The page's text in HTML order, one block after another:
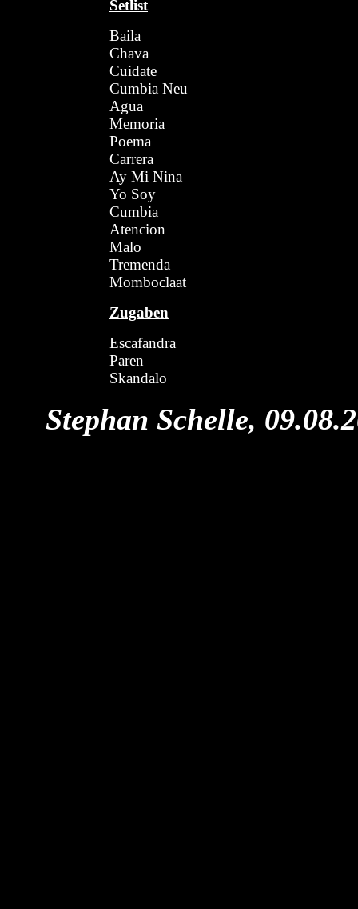
Setlist
Baila
Chava
Cuidate
Cumbia Neu
Agua
Memoria
Poema
Carrera
Ay Mi Nina
Yo Soy
Cumbia
Atencion
Malo
Tremenda
Momboclaat
Zugaben
Escafandra
Paren
Skandalo
Stephan Schelle,